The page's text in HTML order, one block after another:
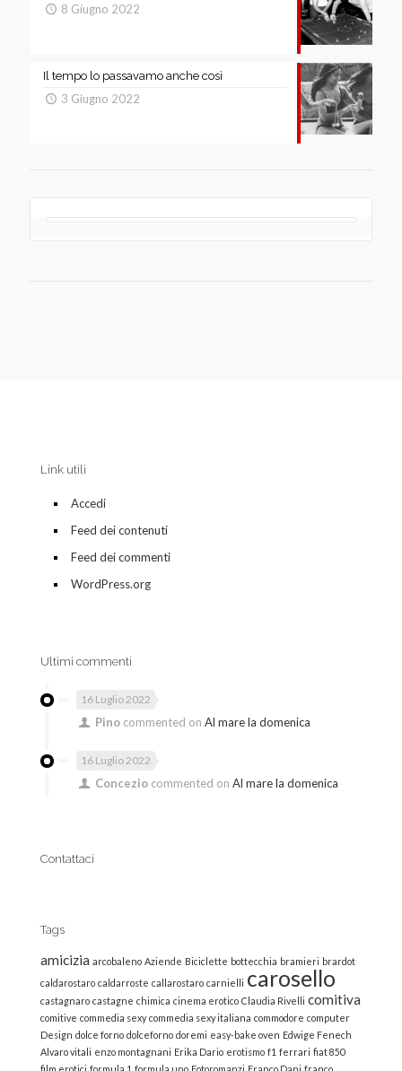
8 Giugno 2022
Il tempo lo passavamo anche così
3 Giugno 2022
Link utili
Accedi
Feed dei contenuti
Feed dei commenti
WordPress.org
Ultimi commenti
16 Luglio 2022
Pino commented onAl mare la domenica
16 Luglio 2022
Concezio commented onAl mare la domenica
Contattaci
Tags
amicizia arcobaleno Aziende Biciclette bottecchia bramieri brardot
caldarostaro caldarroste callarostaro carnielli carosello
castagnaro castagne chimica cinema erotico Claudia Rivelli comitiva
comitive commedia sexy commedia sexy italiana commodore computer
Design dolce forno dolceforno doremi easy-bake oven Edwige Fenech
Alvaro vitali enzo montagnani Erika Dario erotismo f1 ferrari fiat 850
film erotici formula 1 formula uno Fotoromanzi Franco Dani franco